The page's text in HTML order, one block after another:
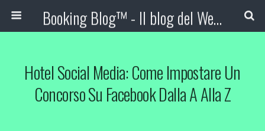
Booking Blog™ - Il blog del Web Marketing Turistico
Hotel Social Media: Come Impostare Un
Concorso Su Facebook Dalla A Alla Z